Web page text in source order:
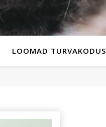
LOOMAD TURVAKODUS